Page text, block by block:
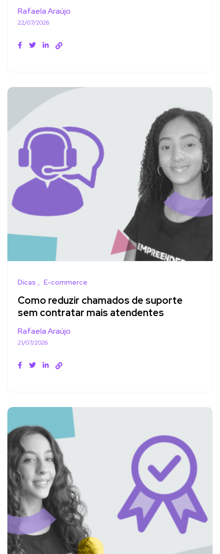
Rafaela Araújo
22/07/2026
Dicas E-commerce
Como reduzir chamados de suporte
sem contratar mais atendentes
Rafaela Araújo
21/07/2026